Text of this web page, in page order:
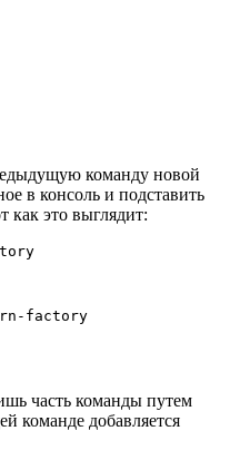
команду новой
в консоль и подставить
как это выглядит:
factory
часть команды путем
команде добавляется